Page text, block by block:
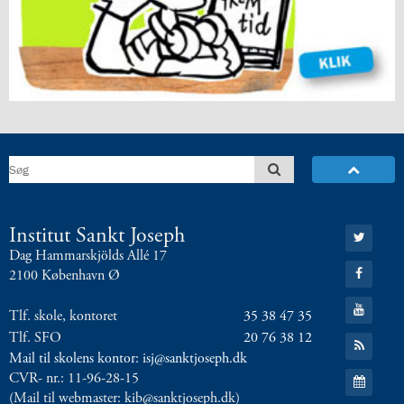
Bilingual
Department
Næste
indlæg:
fra
4.
og
vandt
rugbystævneForrige
Venskabsklassen
kom
på
besøg
Institut Sankt Joseph
Dag Hammarskjölds Allé 17
2100 København Ø
Tlf. skole, kontoret
35 38 47 35
Tlf. SFO
20 76 38 12
Mail til skolens kontor: isj@sanktjoseph.dk
CVR- nr.: 11-96-28-15
(Mail til webmaster: kib@sanktjoseph.dk)
Gå
til:
Twitter
Gå
til:
Facebook
Gå
til:
YouTube
Gå
til:
RSS
feed
Gå
til: